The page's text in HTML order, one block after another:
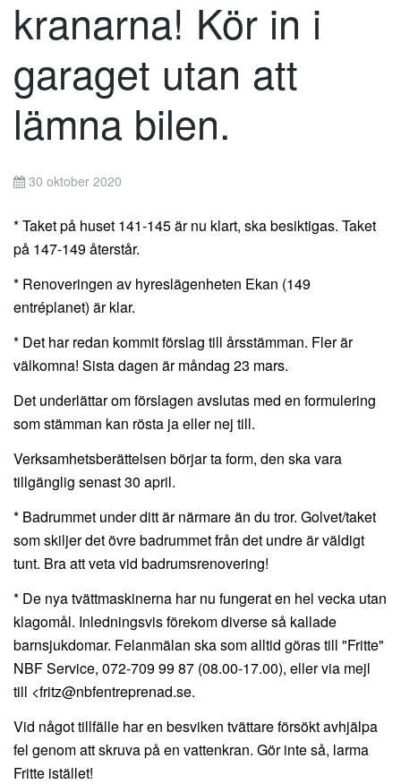
kranarna! Kör in i
garaget utan att
lämna bilen.
30 oktober 2020
* Taket på huset 141-145 är nu klart, ska besiktigas. Taket
på 147-149 återstår.
* Renoveringen av hyreslägenheten Ekan (149
entréplanet) är klar.
* Det har redan kommit förslag till årsstämman. Fler är
välkomna! Sista dagen är måndag 23 mars.
Det underlättar om förslagen avslutas med en formulering
som stämman kan rösta ja eller nej till.
Verksamhetsberättelsen börjar ta form, den ska vara
tillgänglig senast 30 april.
* Badrummet under ditt är närmare än du tror. Golvet/taket
som skiljer det övre badrummet från det undre är väldigt
tunt. Bra att veta vid badrumsrenovering!
* De nya tvättmaskinerna har nu fungerat en hel vecka utan
klagomål. Inledningsvis förekom diverse så kallade
barnsjukdomar. Felanmälan ska som alltid göras till "Fritte"
NBF Service, 072-709 99 87 (08.00-17.00), eller via mejl
till <fritz@nbfentreprenad.se.
Vid något tillfälle har en besviken tvättare försökt avhjälpa
fel genom att skruva på en vattenkran. Gör inte så, larma
Fritte istället!